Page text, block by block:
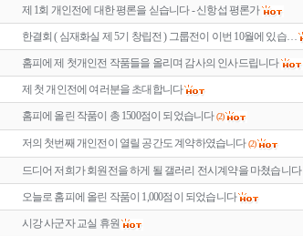
제 1회 개인전에 대한 평론을 싣습니다 - 신항섭 평론가
한결회 ( 심재화실 제 5기 창립전 ) 그룹전이 이번 10월에 있습…
홈피에 제 첫개인전 작품들을 올리며 감사의 인사드립니다
제 첫 개인전에 여러분을 초대합니다
홈피에 올린 작품이 총 1500점이 되었습니다 (2)
저의 첫번째 개인전이 열릴 공간도 계약하였습니다 (2)
드디어 저희가 회원전을 하게 될 갤러리 전시계약을 마쳤습니다
오늘로 홈피에 올린 작품이 1,000점이 되었습니다
시강 사군자 교실 휴원